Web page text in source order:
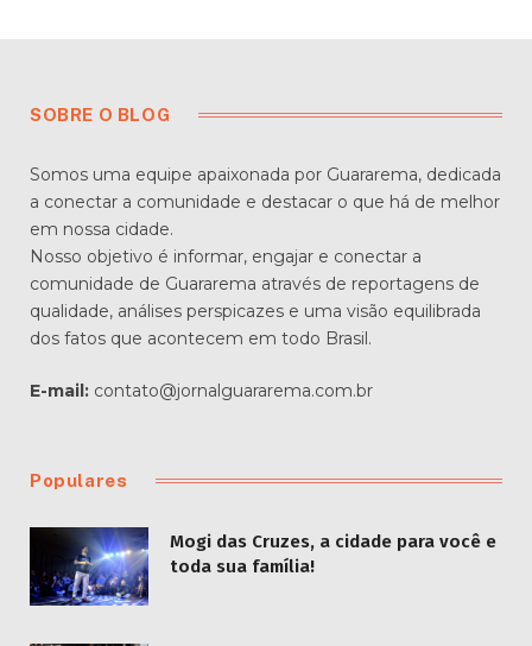
SOBRE O BLOG
Somos uma equipe apaixonada por Guararema, dedicada
a conectar a comunidade e destacar o que há de melhor
em nossa cidade.
Nosso objetivo é informar, engajar e conectar a
comunidade de Guararema através de reportagens de
qualidade, análises perspicazes e uma visão equilibrada
dos fatos que acontecem em todo Brasil.
E-mail: contato@jornalguararema.com.br
Populares
Mogi das Cruzes, a cidade para você e
toda sua família!